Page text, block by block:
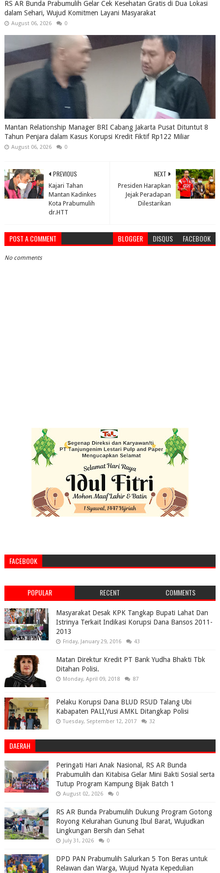
RS AR Bunda Prabumulih Gelar Cek Kesehatan Gratis di Dua Lokasi
dalam Sehari, Wujud Komitmen Layani Masyarakat
August 06, 2026 0
Mantan Relationship Manager BRI Cabang Jakarta Pusat Dituntut 8
Tahun Penjara dalam Kasus Korupsi Kredit Fiktif Rp122 Miliar
August 06, 2026 0
NEXT
Presiden Harapkan
Jejak Peradapan
Dilestarikan
PREVIOUS
Kajari Tahan
Mantan Kadinkes
Kota Prabumulih
dr.HTT
POST A COMMENT BLOGGER DISQUS FACEBOOK
No comments
FACEBOOK
POPULAR RECENT COMMENTS
Masyarakat Desak KPK Tangkap Bupati Lahat Dan
Istrinya Terkait Indikasi Korupsi Dana Bansos 2011-
2013
Friday, January 29, 2016 43
Matan Direktur Kredit PT Bank Yudha Bhakti Tbk
Ditahan Polisi.
Monday, April 09, 2018 87
Pelaku Korupsi Dana BLUD RSUD Talang Ubi
Kabapaten PALI,Yusi AMKL Ditangkap Polisi
Tuesday, September 12, 2017 32
DAERAH
Peringati Hari Anak Nasional, RS AR Bunda
Prabumulih dan Kitabisa Gelar Mini Bakti Sosial serta
Tutup Program Kampung Bijak Batch 1
August 02, 2026 0
RS AR Bunda Prabumulih Dukung Program Gotong
Royong Kelurahan Gunung Ibul Barat, Wujudkan
Lingkungan Bersih dan Sehat
July 31, 2026 0
DPD PAN Prabumulih Salurkan 5 Ton Beras untuk
Relawan dan Warga, Wujud Nyata Kepedulian